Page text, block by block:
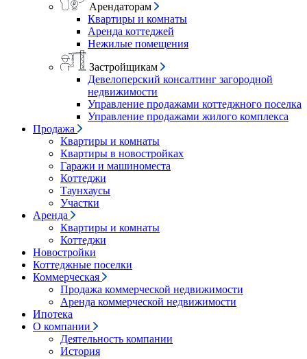
Арендаторам
Квартиры и комнаты
Аренда коттеджей
Нежилые помещения
Застройщикам
Девелоперский консалтинг загородной
недвижимости
Управление продажами коттеджного поселка
Управление продажами жилого комплекса
Продажа
Квартиры и комнаты
Квартиры в новостройках
Гаражи и машиноместа
Коттеджи
Таунхаусы
Участки
Аренда
Квартиры и комнаты
Коттеджи
Новостройки
Коттеджные поселки
Коммерческая
Продажа коммерческой недвижимости
Аренда коммерческой недвижимости
Ипотека
О компании
Деятельность компании
История